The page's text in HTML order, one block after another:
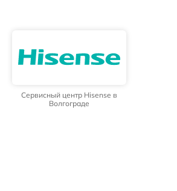
Сервисный центр Hisense в
Волгограде